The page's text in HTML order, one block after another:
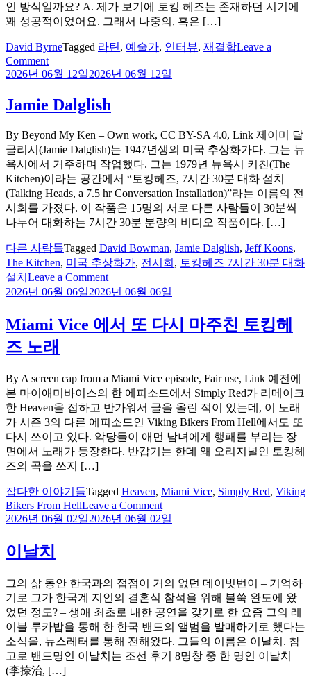
인 방식일까요? A. 제가 보기에 토킹 헤즈는 존재하던 시기에
꽤 성공적이었어요. 그래서 나중의, 혹은 […]
David ByrneTagged 라틴, 예술가, 인터뷰, 재결합Leave a
Commenton
국
언
론
의
데
이
빗
번
인
터
2026년 06월 12일2026년 06월 12일
Jamie Dalglish
By Beyond My Ken – Own work, CC BY-SA 4.0, Link 제이미 달
글리시(Jamie Dalglish)는 1947년생의 미국 추상화가다. 그는 뉴
욕시에서 거주하며 작업했다. 그는 1979년 뉴욕시 키친(The
Kitchen)이라는 공간에서 “토킹헤즈, 7시간 30분 대화 설치
(Talking Heads, a 7.5 hr Conversation Installation)”라는 이름의 전
시회를 가졌다. 이 작품은 15명의 서로 다른 사람들이 30분씩
나누어 대화하는 7시간 30분 분량의 비디오 작품이다. […]
다른 사람들Tagged David Bowman, Jamie Dalglish, Jeff Koons,
The Kitchen, 미국 추상화가, 전시회 , 토킹헤즈 7시간 30분 대화
설치 Leave a Commenton
Jamie
Dalglish
2026년 06월 06일2026년 06월 06일
Miami Vice 에서 또 다시 마주친 토킹헤
즈 노래
By A screen cap from a Miami Vice episode, Fair use, Link 예전에
본 마이애미바이스의 한 에피소드에서 Simply Red가 리메이크
한 Heaven을 접하고 반가워서 글을 올린 적이 있는데, 이 노래
가 시즌 3의 다른 에피소드인 Viking Bikers From Hell에서도 또
다시 쓰이고 있다. 악당들이 애먼 남녀에게 행패를 부리는 장
면에서 노래가 등장한다. 반갑기는 한데 왜 오리지널인 토킹헤
즈의 곡을 쓰지 […]
잡다한 이야기들Tagged Heaven, Miami Vice, Simply Red, Viking
Bikers From HellLeave a Commenton
Miami
다
시
마
주
친
토
2026년 06월 02일2026년 06월 02일
이날치
그의 삶 동안 한국과의 접점이 거의 없던 데이빗번이 – 기억하
기로 그가 한국계 지인의 결혼식 참석을 위해 불쑥 완도에 왔
었던 정도? – 생애 최초로 내한 공연을 갖기로 한 요즘 그의 레
이블 루카밥을 통해 한 한국 밴드의 앨범을 발매하기로 했다는
소식을, 뉴스레터를 통해 전해왔다. 그들의 이름은 이날치. 참
고로 밴드명인 이날치는 조선 후기 8명창 중 한 명인 이날치
(李捺治, […]